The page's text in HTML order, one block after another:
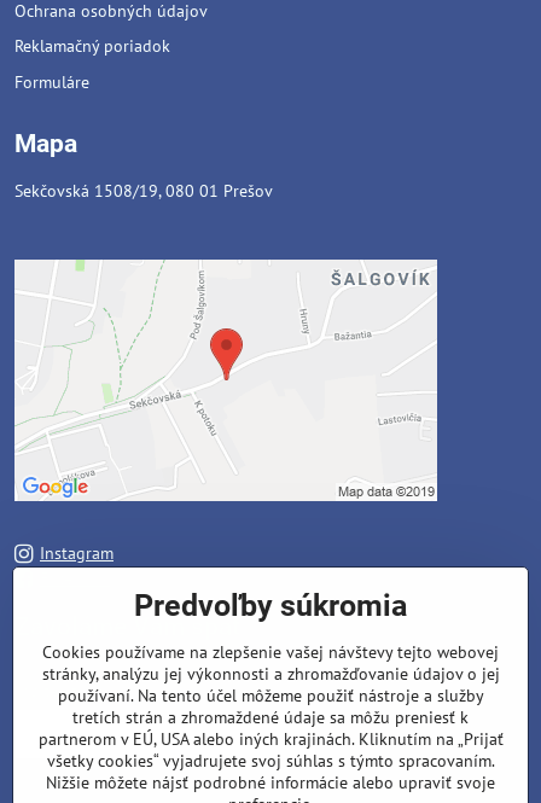
Ochrana osobných údajov
Reklamačný poriadok
Formuláre
Mapa
Sekčovská 1508/19, 080 01 Prešov
Instagram
Váš telefón*
Predvoľby súkromia
Cookies používame na zlepšenie vašej návštevy tejto webovej
stránky, analýzu jej výkonnosti a zhromažďovanie údajov o jej
používaní. Na tento účel môžeme použiť nástroje a služby
tretích strán a zhromaždené údaje sa môžu preniesť k
partnerom v EÚ, USA alebo iných krajinách. Kliknutím na „Prijať
všetky cookies“ vyjadrujete svoj súhlas s týmto spracovaním.
Nižšie môžete nájsť podrobné informácie alebo upraviť svoje